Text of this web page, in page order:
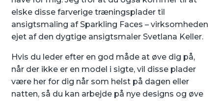
elske disse farverige træningsplader til
ansigtsmaling af Sparkling Faces – virksomheden
ejet af den dygtige ansigtsmaler Svetlana Keller.
Hvis du leder efter en god måde at øve dig på,
når der ikke er en model i sigte, vil disse plader
være her for dig når som helst på dagen eller
natten, så du kan arbejde på nye designs og øve